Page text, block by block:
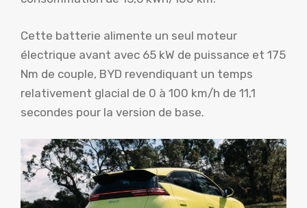
Cette batterie alimente un seul moteur
électrique avant avec 65 kW de puissance et 175
Nm de couple, BYD revendiquant un temps
relativement glacial de 0 à 100 km/h de 11,1
secondes pour la version de base.